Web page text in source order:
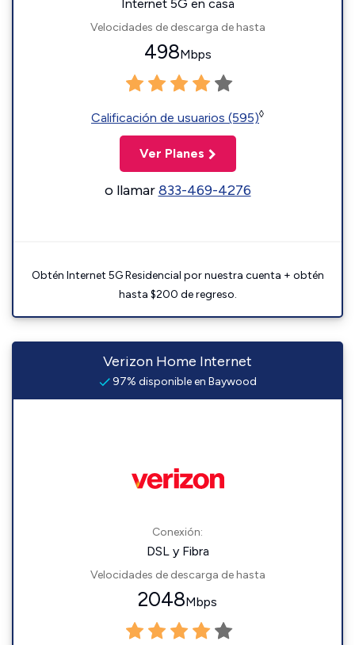
Internet 5G en casa
Velocidades de descarga de hasta
498Mbps
Calificación de usuarios (595)◊
Ver Planes
o llamar833-469-4276
Obtén Internet 5G Residencial por nuestra cuenta + obtén
hasta $200 de regreso.
Verizon Home Internet
97% disponible en Baywood
Conexión:
DSL y Fibra
Velocidades de descarga de hasta
2048Mbps